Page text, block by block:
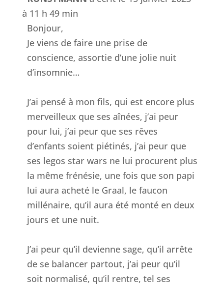
à 11 h 49 min
Bonjour,
Je viens de faire une prise de
conscience, assortie d’une jolie nuit
d’insomnie…
J’ai pensé à mon fils, qui est encore plus
merveilleux que ses aînées, j’ai peur
pour lui, j’ai peur que ses rêves
d’enfants soient piétinés, j’ai peur que
ses legos star wars ne lui procurent plus
la même frénésie, une fois que son papi
lui aura acheté le Graal, le faucon
millénaire, qu’il aura été monté en deux
jours et une nuit.
J’ai peur qu’il devienne sage, qu’il arrête
de se balancer partout, j’ai peur qu’il
soit normalisé, qu’il rentre, tel ses